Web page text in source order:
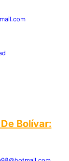
Bolívar: